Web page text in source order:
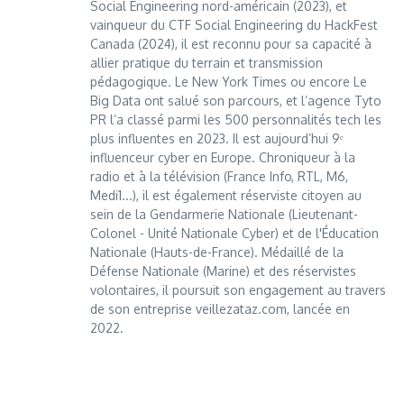
Social Engineering nord-américain (2023), et
vainqueur du CTF Social Engineering du HackFest
Canada (2024), il est reconnu pour sa capacité à
allier pratique du terrain et transmission
pédagogique. Le New York Times ou encore Le
Big Data ont salué son parcours, et l’agence Tyto
PR l’a classé parmi les 500 personnalités tech les
plus influentes en 2023. Il est aujourd’hui 9ᵉ
influenceur cyber en Europe. Chroniqueur à la
radio et à la télévision (France Info, RTL, M6,
Medi1...), il est également réserviste citoyen au
sein de la Gendarmerie Nationale (Lieutenant-
Colonel - Unité Nationale Cyber) et de l'Éducation
Nationale (Hauts-de-France). Médaillé de la
Défense Nationale (Marine) et des réservistes
volontaires, il poursuit son engagement au travers
de son entreprise veillezataz.com, lancée en
2022.